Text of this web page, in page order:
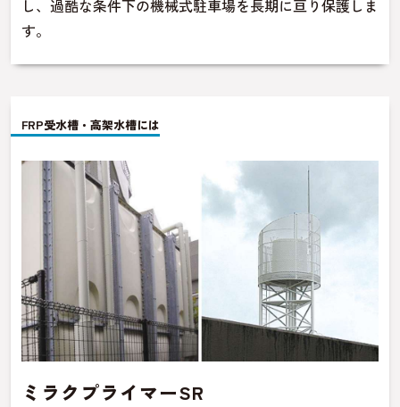
し、過酷な条件下の機械式駐車場を長期に亘り保護しま
す。
FRP受水槽・高架水槽には
ミラクプライマーSR